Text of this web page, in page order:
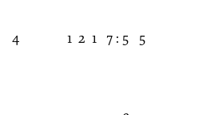
4
1 2 1 7 : 5 5